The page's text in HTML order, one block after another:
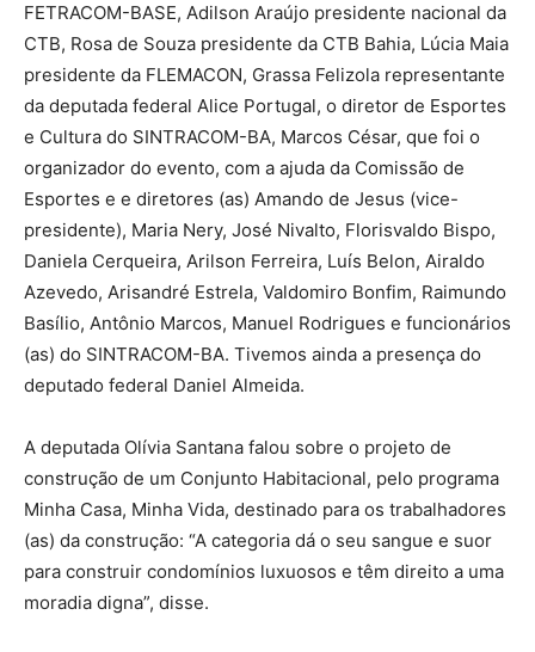
FETRACOM-BASE, Adilson Araújo presidente nacional da
CTB, Rosa de Souza presidente da CTB Bahia, Lúcia Maia
presidente da FLEMACON, Grassa Felizola representante
da deputada federal Alice Portugal, o diretor de Esportes
e Cultura do SINTRACOM-BA, Marcos César, que foi o
organizador do evento, com a ajuda da Comissão de
Esportes e e diretores (as) Amando de Jesus (vice-
presidente), Maria Nery, José Nivalto, Florisvaldo Bispo,
Daniela Cerqueira, Arilson Ferreira, Luís Belon, Airaldo
Azevedo, Arisandré Estrela, Valdomiro Bonfim, Raimundo
Basílio, Antônio Marcos, Manuel Rodrigues e funcionários
(as) do SINTRACOM-BA. Tivemos ainda a presença do
deputado federal Daniel Almeida.
A deputada Olívia Santana falou sobre o projeto de
construção de um Conjunto Habitacional, pelo programa
Minha Casa, Minha Vida, destinado para os trabalhadores
(as) da construção: “A categoria dá o seu sangue e suor
para construir condomínios luxuosos e têm direito a uma
moradia digna”, disse.